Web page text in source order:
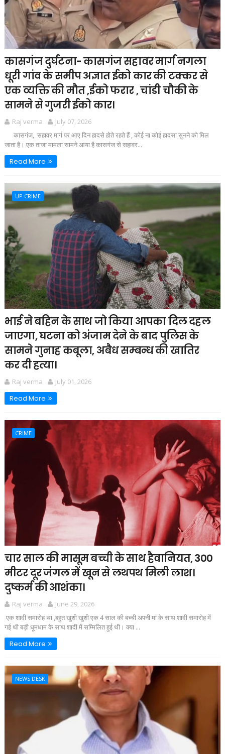
कासगंज दुर्घटना- कासगंज सहावर मार्ग नगला
धूरी गांव के समीप अज्ञात ईको कार की टक्कर से
एक व्यक्ति की मौत ,ईको फरार , चांडी चौकी के
सामने से गुजरी ईको कार।
Raj verma
July 07, 2026
कासगंज, सहावर मार्ग पर आए दिन हादसे होते रहते हैं , कोई ना कोई हादसा सुनने को मिल
जाता है। एक ताजा मामला सामने आया है कासगंज से सहावर...
Read More
UP CRIME
भाई ने बहिन के साथ जो किया आपका दिल दहल
जाएगा, घटना को अंजाम देने के बाद पुलिस के
सामने गुनाह कबूला, अबैध सम्बन्ध की खातिर
कर दी हत्या।
Raj verma July 01, 2026
Read More
CRIME
चार साल की मासूम बच्ची के साथ हैवानियत, 300
मीटर दूर जंगल में खून से लथपथ मिली लाश।
दुष्कर्म की आशंका।
Raj verma
June 29, 2026
एक शादी समारोह था ,बहुत खुशी खुशी एक 4 साल की बच्ची अपनी मां के साथ शादी समारोह में
गई थी बड़ी धूमधाम के साथ शादी में सम्मिलित हुई थी। क्या ...
Read More
NEWS DESK